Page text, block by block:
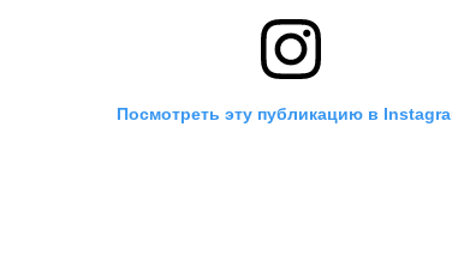
Посмотреть эту публикацию в